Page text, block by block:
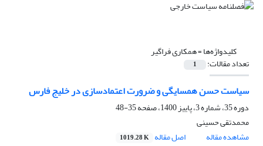
کلیدواژه‌ها =همکاری فراگیر
تعداد مقالات: 1
سیاست حسن همسایگی و ضرورت اعتمادسازی در خلیج فارس
دوره 35، شماره 3، پاییز 1400، صفحه
35-48
محمدتقی حسینی
مشاهده مقاله
اصل مقاله 1019.28 K